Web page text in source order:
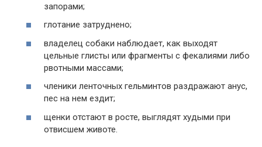
запорами;
глотание затруднено;
владелец собаки наблюдает, как выходят
цельные глисты или фрагменты с фекалиями либо
рвотными массами;
членики ленточных гельминтов раздражают анус,
пес на нем ездит;
щенки отстают в росте, выглядят худыми при
отвисшем животе.